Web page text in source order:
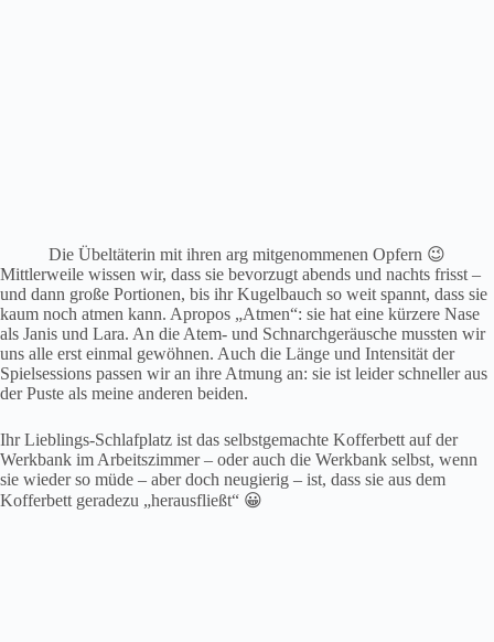
Die Übeltäterin mit ihren arg mitgenommenen Opfern 😉
Mittlerweile wissen wir, dass sie bevorzugt abends und nachts frisst –
und dann große Portionen, bis ihr Kugelbauch so weit spannt, dass sie
kaum noch atmen kann. Apropos „Atmen“: sie hat eine kürzere Nase
als Janis und Lara. An die Atem- und Schnarchgeräusche mussten wir
uns alle erst einmal gewöhnen. Auch die Länge und Intensität der
Spielsessions passen wir an ihre Atmung an: sie ist leider schneller aus
der Puste als meine anderen beiden.
Ihr Lieblings-Schlafplatz ist das selbstgemachte Kofferbett auf der
Werkbank im Arbeitszimmer – oder auch die Werkbank selbst, wenn
sie wieder so müde – aber doch neugierig – ist, dass sie aus dem
Kofferbett geradezu „herausfließt“ 😀